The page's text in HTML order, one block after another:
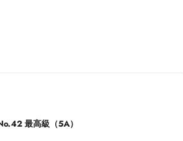
最高級（5A）